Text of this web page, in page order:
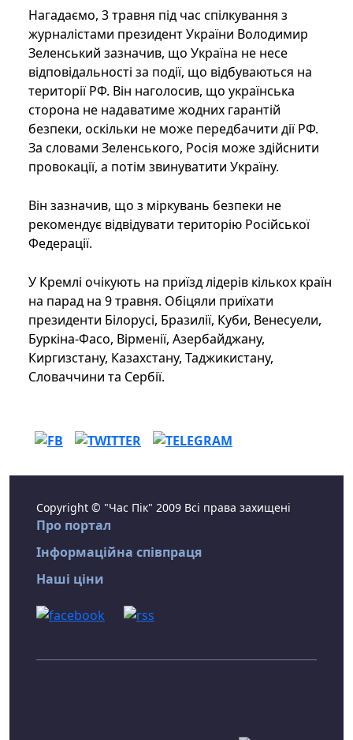
Нагадаємо, 3 травня під час спілкування з
журналістами президент України Володимир
Зеленський зазначив, що Україна не несе
відповідальності за події, що відбуваються на
території РФ. Він наголосив, що українська
сторона не надаватиме жодних гарантій
безпеки, оскільки не може передбачити дії РФ.
За словами Зеленського, Росія може здійснити
провокації, а потім звинуватити Україну.
Він зазначив, що з міркувань безпеки не
рекомендує відвідувати територію Російської
Федерації.
У Кремлі очікують на приїзд лідерів кількох країн
на парад на 9 травня. Обіцяли приїхати
президенти Білорусі, Бразилії, Куби, Венесуели,
Буркіна-Фасо, Вірменії, Азербайджану,
Киргизстану, Казахстану, Таджикистану,
Словаччини та Сербії.
Copyright © "Час Пік" 2009 Всі права захищені
Про портал
Інформаційна співпраця
Наші ціни